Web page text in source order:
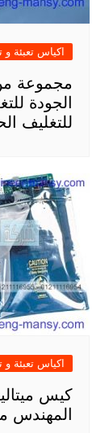
اكياس تعبئة و
مجموعة من
الجودة
للتغليف
اكياس تعبئة و
كيس
المهندس